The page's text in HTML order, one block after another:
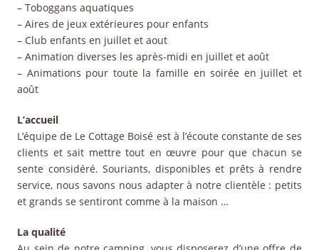
– Toboggans aquatiques
– Aires de jeux extérieures pour enfants
– Club enfants en juillet et aout
– Animation diverses les après-midi en juillet et août
– Animations pour toute la famille en soirée en juillet et
août
L’accueil
L’équipe de Le Cottage Boisé est à l’écoute constante de ses
clients et sait mettre tout en œuvre pour que chacun se
sente considéré. Souriants, disponibles et prêts à rendre
service, nous savons nous adapter à notre clientèle : petits
et grands se sentiront comme à la maison …
La qualité